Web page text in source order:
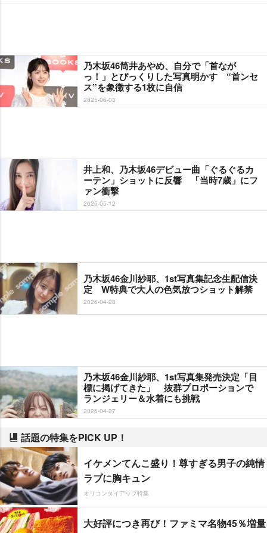
乃木坂46筒井あやめ、自分で「首なが
っ！」とびっくりした写真明かす “首ンセ
ス”を象徴する1枚に自信
2025-06-03
井上和、乃木坂46デビュー曲「ぐるぐるカ
ーテン」ショットに反響 「当時7歳」にフ
ァン衝撃
2025-05-12
乃木坂46金川紗耶、1st写真集記念生配信決
定 W特典で大人の色気放つショット解禁
2026-04-28
乃木坂46金川紗耶、1st写真集発売決定「目
標に掲げてきた」 抜群プロポーションで
ランジェリー＆水着にも挑戦
2026-04-27
話題の特集をPICK UP！
イケメンてんこ盛り！尊すぎる男子の純情
ラブに胸キュン
オリコンタイアップ特集
大好評につき再び！ファミマ名物45％増量